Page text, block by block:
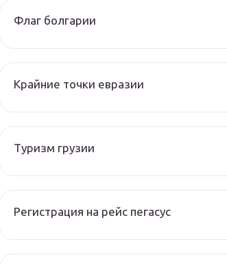
Флаг болгарии
Крайние точки евразии
Туризм грузии
Регистрация на рейс пегасус